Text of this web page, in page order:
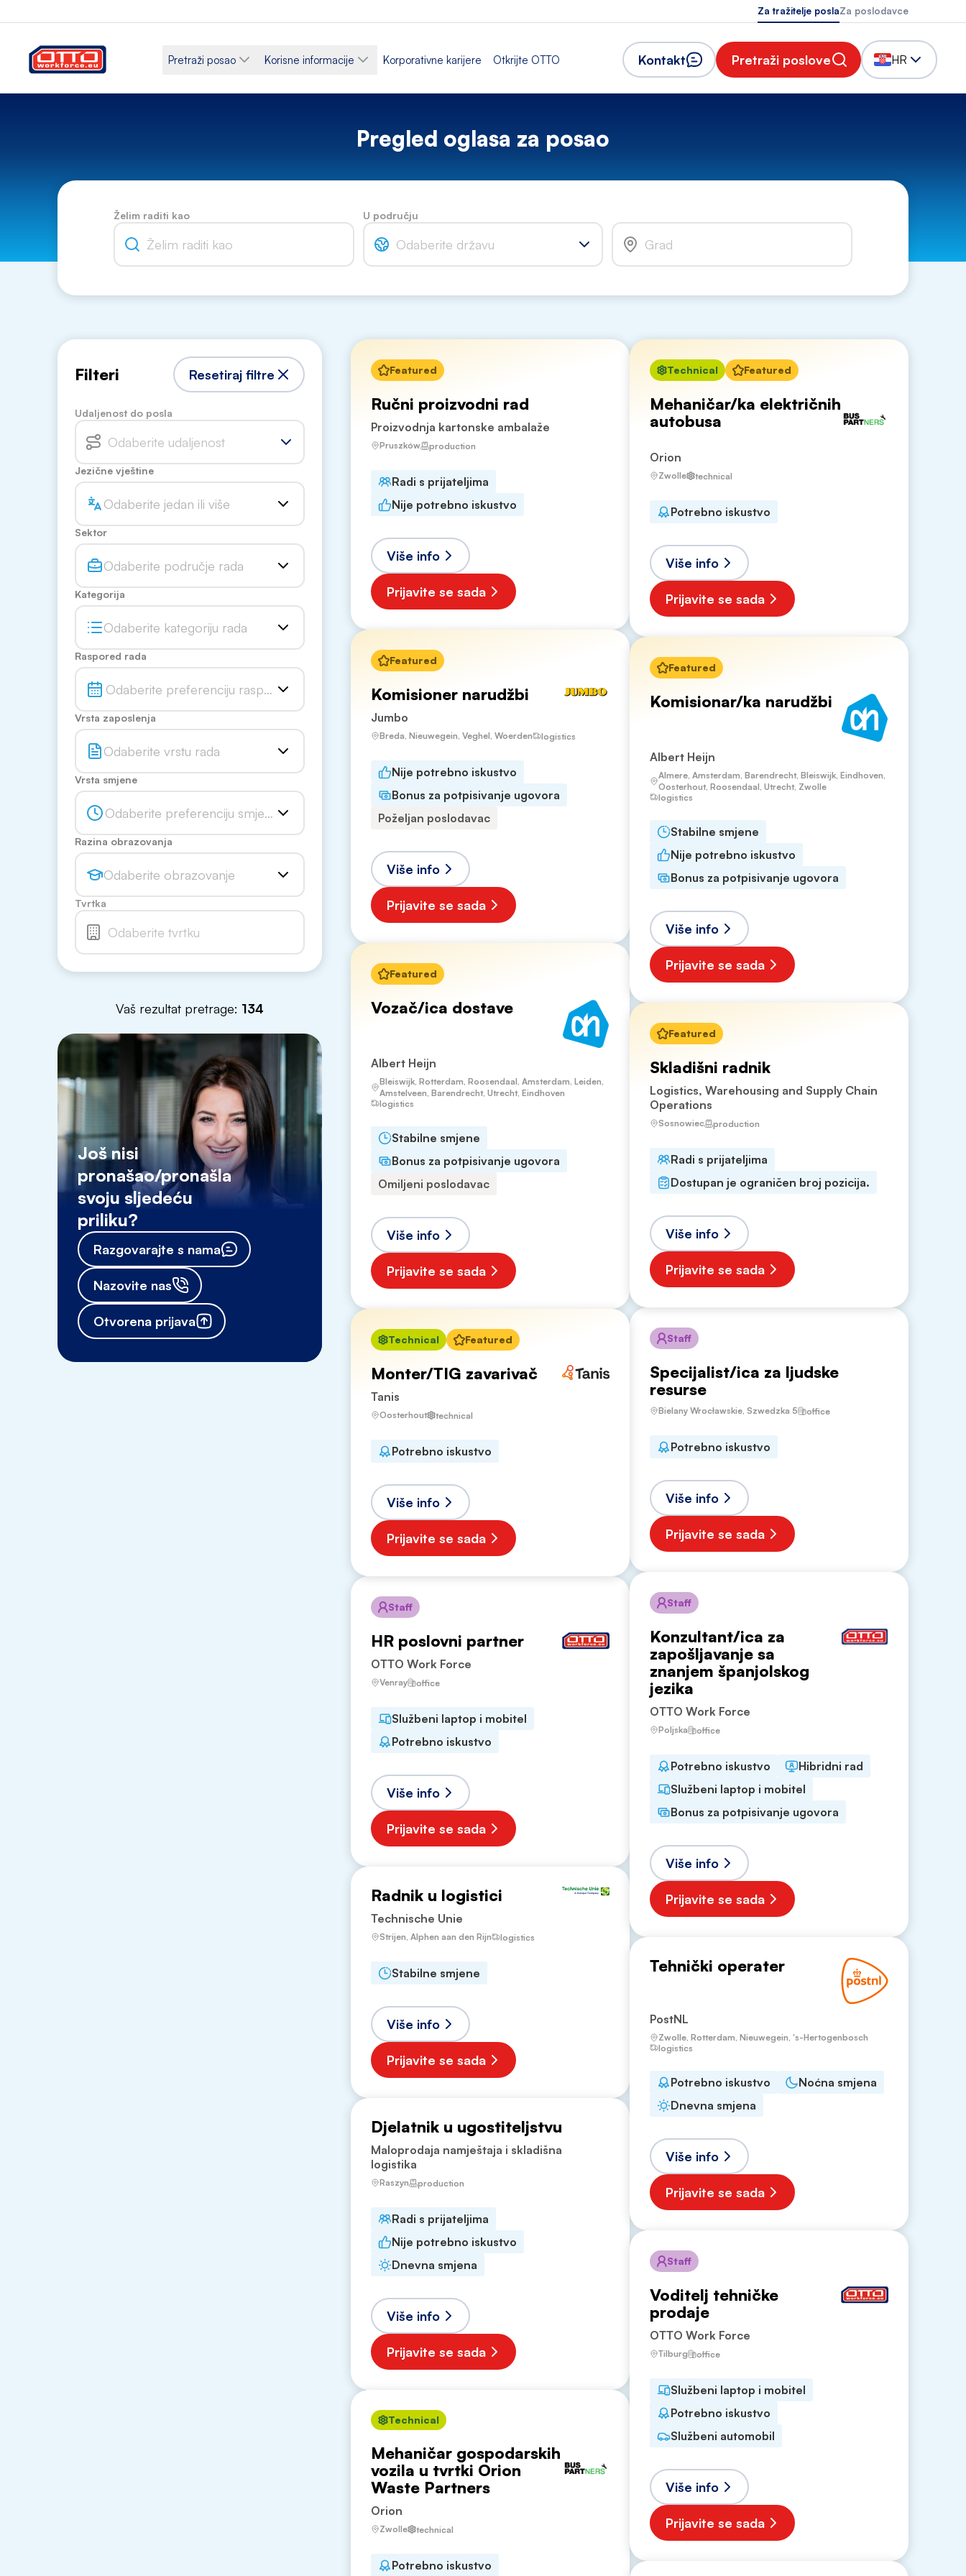
Za tražitelje poslaZa poslodavce
Pretraži posao Korisne informacije Korporativne karijere Otkrijte OTTO Kontakt Pretraži poslove HR
Pregled oglasa za posao
Želim raditi kao U području
Odaberite državu
Filteri Resetiraj filtre
Udaljenost do posla
Odaberite udaljenost
Jezične vještine
Odaberite jedan ili više
Sektor
Odaberite područje rada
Kategorija
Odaberite kategoriju rada
Raspored rada
Odaberite preferenciju rasporeda
Vrsta zaposlenja
Odaberite vrstu rada
Vrsta smjene
Odaberite preferenciju smjene
Razina obrazovanja
Odaberite obrazovanje
Tvrtka
Vaš rezultat pretrage: 134
Još nisi
pronašao/pronašla
svoju sljedeću
priliku?
Razgovarajte s nama
Nazovite nas
Otvorena prijava
Featured
Ručni proizvodni rad
Proizvodnja kartonske ambalaže
Pruszków production
Radi s prijateljima
Nije potrebno iskustvo
Više info
Prijavite se sada
Featured
Komisioner narudžbi
Jumbo
Breda, Nieuwegein, Veghel, Woerden logistics
Nije potrebno iskustvo
Bonus za potpisivanje ugovora
Poželjan poslodavac
Više info
Prijavite se sada
Featured
Vozač/ica dostave
Albert Heijn
Bleiswijk, Rotterdam, Roosendaal, Amsterdam, Leiden,
Amstelveen, Barendrecht, Utrecht, Eindhoven
logistics
Stabilne smjene
Bonus za potpisivanje ugovora
Omiljeni poslodavac
Više info
Prijavite se sada
Technical Featured
Monter/TIG zavarivač
Tanis
Oosterhout technical
Potrebno iskustvo
Više info
Prijavite se sada
Staff
HR poslovni partner
OTTO Work Force
Venray office
Službeni laptop i mobitel
Potrebno iskustvo
Više info
Prijavite se sada
Radnik u logistici
Technische Unie
Strijen, Alphen aan den Rijn logistics
Stabilne smjene
Više info
Prijavite se sada
Djelatnik u ugostiteljstvu
Maloprodaja namještaja i skladišna
logistika
Raszyn production
Radi s prijateljima
Nije potrebno iskustvo
Dnevna smjena
Više info
Prijavite se sada
Technical
Mehaničar gospodarskih
vozila u tvrtki Orion
Waste Partners
Orion
Zwolle technical
Potrebno iskustvo
Technical Featured
Mehaničar/ka električnih
autobusa
Orion
Zwolle technical
Potrebno iskustvo
Više info
Prijavite se sada
Featured
Komisionar/ka narudžbi
Albert Heijn
Almere, Amsterdam, Barendrecht, Bleiswijk, Eindhoven,
Oosterhout, Roosendaal, Utrecht, Zwolle
logistics
Stabilne smjene
Nije potrebno iskustvo
Bonus za potpisivanje ugovora
Više info
Prijavite se sada
Featured
Skladišni radnik
Logistics, Warehousing and Supply Chain
Operations
Sosnowiec production
Radi s prijateljima
Dostupan je ograničen broj pozicija.
Više info
Prijavite se sada
Staff
Specijalist/ica za ljudske
resurse
Bielany Wrocławskie, Szwedzka 5 office
Potrebno iskustvo
Više info
Prijavite se sada
Staff
Konzultant/ica za
zapošljavanje sa
znanjem španjolskog
jezika
OTTO Work Force
Poljska office
Potrebno iskustvo
Hibridni rad
Službeni laptop i mobitel
Bonus za potpisivanje ugovora
Više info
Prijavite se sada
Tehnički operater
PostNL
Zwolle, Rotterdam, Nieuwegein, 's-Hertogenbosch
logistics
Potrebno iskustvo
Noćna smjena
Dnevna smjena
Više info
Prijavite se sada
Staff
Voditelj tehničke
prodaje
OTTO Work Force
Tilburg office
Službeni laptop i mobitel
Potrebno iskustvo
Službeni automobil
Više info
Prijavite se sada